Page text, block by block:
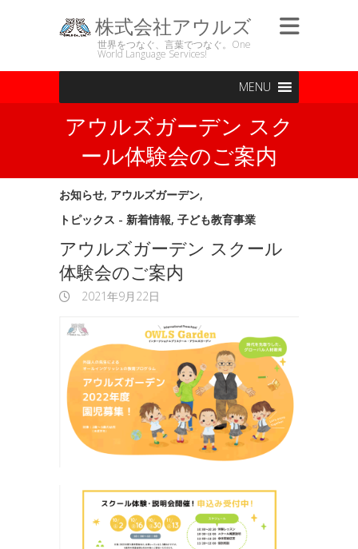
株式会社アウルズ
世界をつなぐ、言葉でつなぐ。One
World Language Services!
MENU
アウルズガーデン スク
ール体験会のご案内
お知らせ, アウルズガーデン,
トピックス - 新着情報, 子ども教育事業
アウルズガーデン スクール
体験会のご案内
2021年9月22日